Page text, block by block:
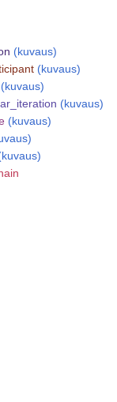
(kuvaus)
(kuvaus)
(kuvaus)
(kuvaus)
(kuvaus)